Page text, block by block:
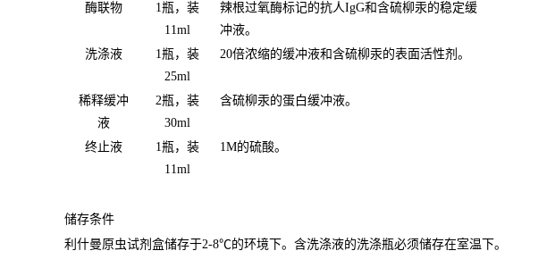
酶联物
1瓶，装
11ml
辣根过氧酶标记的抗人IgG和含硫柳汞的稳定缓
冲液。
洗涤液
1瓶，装
25ml
20倍浓缩的缓冲液和含硫柳汞的表面活性剂。
稀释缓冲
液
2瓶，装
30ml
含硫柳汞的蛋白缓冲液。
终止液
1瓶，装
11ml
1M的硫酸。
储存条件
利什曼原虫试剂盒储存于2-8℃的环境下。含洗涤液的洗涤瓶必须储存在室温下。